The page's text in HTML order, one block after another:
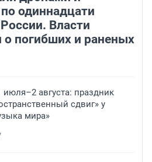
одиннадцати
Власти
погибших и раненых
июля–2 августа: праздник
сдвиг» у
мира»